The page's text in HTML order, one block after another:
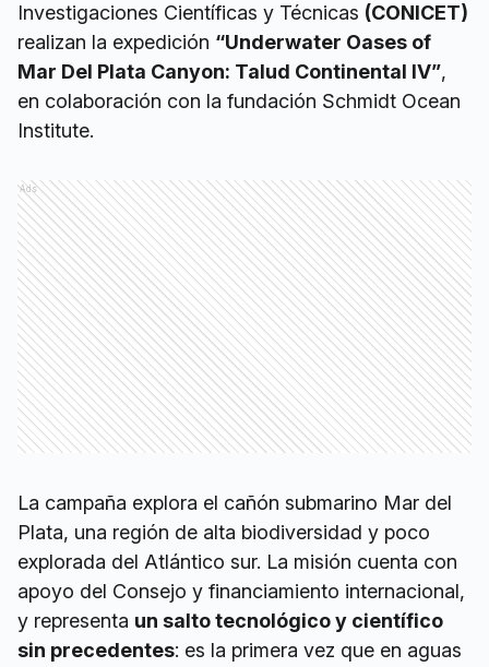
Investigaciones Científicas y Técnicas (CONICET)
realizan la expedición “Underwater Oases of
Mar Del Plata Canyon: Talud Continental IV”,
en colaboración con la fundación Schmidt Ocean
Institute.
Ads
La campaña explora el cañón submarino Mar del
Plata, una región de alta biodiversidad y poco
explorada del Atlántico sur. La misión cuenta con
apoyo del Consejo y financiamiento internacional,
y representa un salto tecnológico y científico
sin precedentes: es la primera vez que en aguas